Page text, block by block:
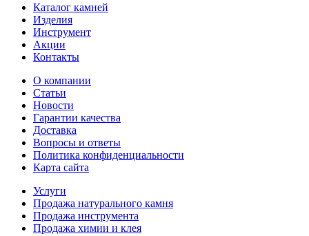
Каталог камней
Изделия
Инструмент
Акции
Контакты
О компании
Статьи
Новости
Гарантии качества
Доставка
Вопросы и ответы
Политика конфиденциальности
Карта сайта
Услуги
Продажа натурального камня
Продажа инструмента
Продажа химии и клея